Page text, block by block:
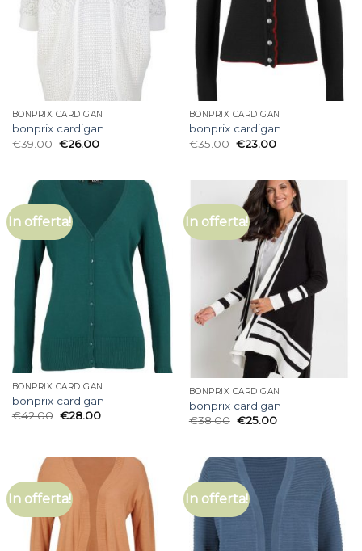
BONPRIX CARDIGAN
bonprix cardigan
€39.00 €26.00
BONPRIX CARDIGAN
bonprix cardigan
€35.00 €23.00
In offerta!
BONPRIX CARDIGAN
bonprix cardigan
€42.00 €28.00
In offerta!
BONPRIX CARDIGAN
bonprix cardigan
€38.00 €25.00
In offerta! In offerta!